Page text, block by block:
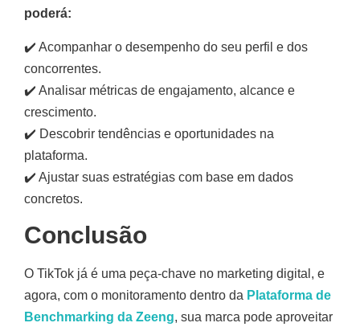
poderá:
✔️ Acompanhar o desempenho do seu perfil e dos
concorrentes.
✔️ Analisar métricas de engajamento, alcance e
crescimento.
✔️ Descobrir tendências e oportunidades na
plataforma.
✔️ Ajustar suas estratégias com base em dados
concretos.
Conclusão
O TikTok já é uma peça-chave no marketing digital, e
agora, com o monitoramento dentro da Plataforma de
Benchmarking da Zeeng, sua marca pode aproveitar